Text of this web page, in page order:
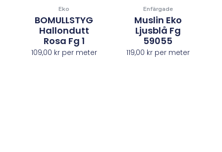
Eko
BOMULLSTYG
Hallondutt
Rosa Fg 1
109,00 krper meter
Enfärgade
Muslin Eko
Ljusblå Fg
59055
119,00 krper meter